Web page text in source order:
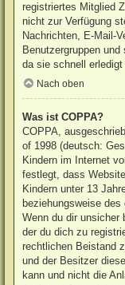
registriertes Mitglied
nicht zur Verfügung
Nachrichten, E-Mail-
Benutzergruppen
da sie schnell
Nach oben
Was ist COPPA?
COPPA,
of 1998 (deutsch:
Kindern im Internet
festlegt, dass
Kindern unter 13
beziehungsweise
Wenn du dir
der du dich zu
rechtlichen Beistand
und der Besitzer
kann und nicht die